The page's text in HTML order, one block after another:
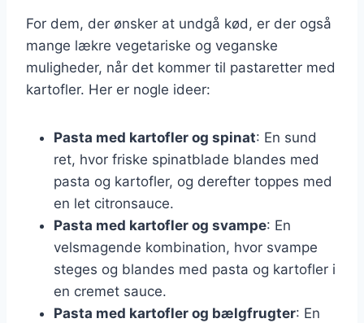
For dem, der ønsker at undgå kød, er der også
mange lækre vegetariske og veganske
muligheder, når det kommer til pastaretter med
kartofler. Her er nogle ideer:
Pasta med kartofler og spinat: En sund
ret, hvor friske spinatblade blandes med
pasta og kartofler, og derefter toppes med
en let citronsauce.
Pasta med kartofler og svampe: En
velsmagende kombination, hvor svampe
steges og blandes med pasta og kartofler i
en cremet sauce.
Pasta med kartofler og bælgfrugter: En